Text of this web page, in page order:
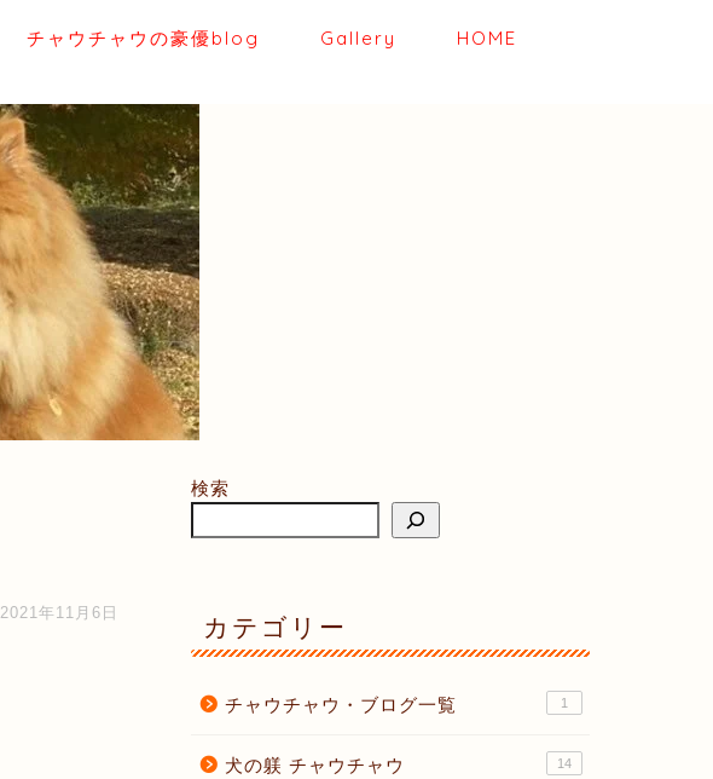
チャウチャウの豪優blog Gallery HOME
2021年11月6日
検索
カテゴリー
チャウチャウ・ブログ一覧 1
犬の躾 チャウチャウ 14